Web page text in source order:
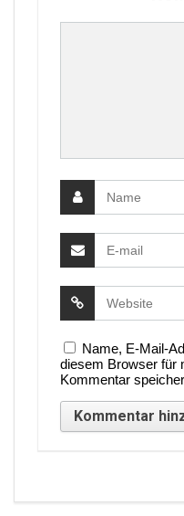
Name, E-Mail-
diesem Browser für
Kommentar